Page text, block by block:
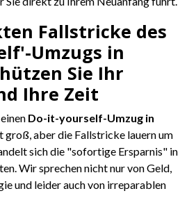
Fallstricke des
Umzugs in
Sie Ihr
Ihre Zeit
Do-it-yourself-Umzug in
groß, aber die Fallstricke lauern um
sich die "sofortige Ersparnis" in
Wir sprechen nicht nur von Geld,
und leider auch von irreparablen